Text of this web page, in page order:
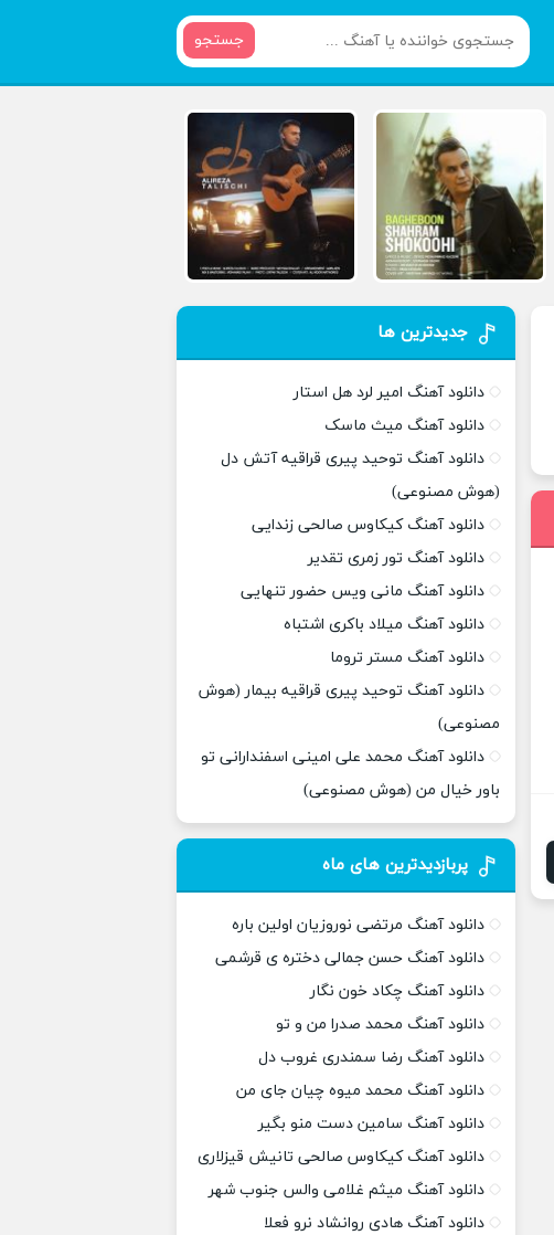
جستجو
جدیدترین ها
دانلود آهنگ امیر لرد هل استار
دانلود آهنگ میث ماسک
دانلود آهنگ توحید پیری قراقیه آتش دل
(هوش مصنوعی)
دانلود آهنگ کیکاوس صالحی زندایی
دانلود آهنگ تور زمری تقدیر
دانلود آهنگ مانی ویس حضور تنهایی
دانلود آهنگ میلاد باکری اشتباه
دانلود آهنگ مستر تروما
دانلود آهنگ توحید پیری قراقیه بیمار (هوش
مصنوعی)
دانلود آهنگ محمد علی امینی اسفندارانی تو
باور خیال من (هوش مصنوعی)
پربازدیدترین های ماه
دانلود آهنگ مرتضی نوروزیان اولین باره
دانلود آهنگ حسن جمالی دختره ی قرشمی
دانلود آهنگ چکاد خون نگار
دانلود آهنگ محمد صدرا من و تو
دانلود آهنگ رضا سمندری غروب دل
دانلود آهنگ محمد میوه چیان جای من
دانلود آهنگ سامین دست منو بگیر
دانلود آهنگ کیکاوس صالحی تانیش قیزلاری
دانلود آهنگ میثم غلامی والس جنوب شهر
دانلود آهنگ هادی روانشاد نرو فعلا